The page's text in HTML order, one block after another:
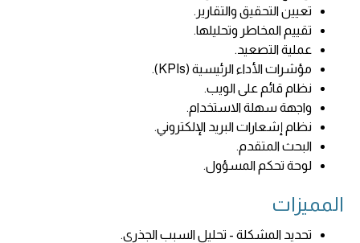
تعيين التحقيق والتقارير.
تقييم المخاطر وتحليلها.
عملية التصعيد.
مؤشرات الأداء الرئيسية (KPIs).
نظام قائم على الويب.
واجهة سهلة الاستخدام.
نظام إشعارات البريد الإلكتروني.
البحث المتقدم.
لوحة تحكم المسؤول.
المميزات
تحديد المشكلة - تحليل السبب الجذري.